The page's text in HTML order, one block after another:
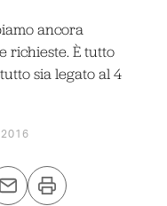
ancora
richieste. È tutto
sia legato al 4
2016